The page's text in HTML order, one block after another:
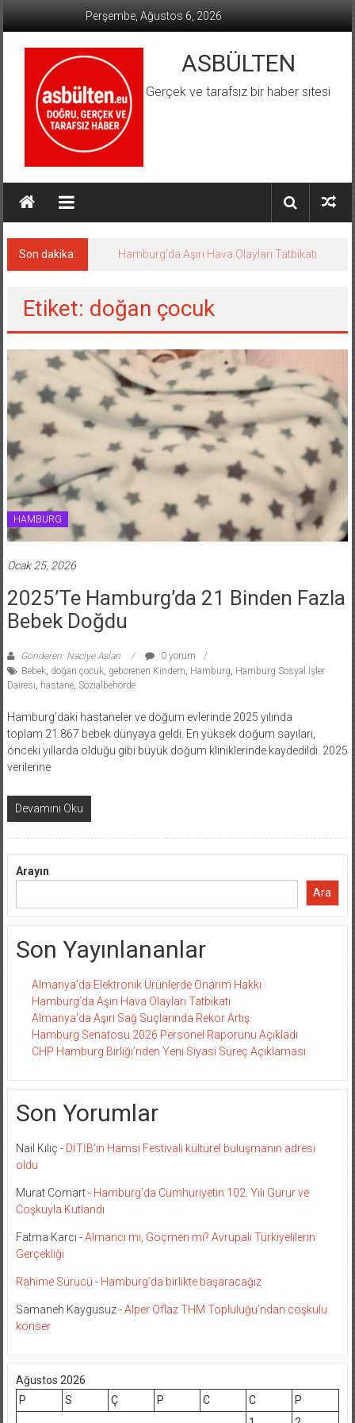
Perşembe, Ağustos 6, 2026
ASBÜLTEN
Gerçek ve tarafsız bir haber sitesi
Son dakika: Hamburg’da Aşırı Hava Olayları Tatbikatı
Etiket: doğan çocuk
HAMBURG
Ocak 25, 2026
2025’te Hamburg’da 21 Binden Fazla
Bebek Doğdu
Gönderen: Naciye Aslan
0 yorum
Bebek, doğan çocuk, geborenen Kindern Hamburg Hamburg Sosyal İşler
Dairesi hastane, Sozialbehörde
Hamburg’daki hastaneler ve doğum evlerinde 2025 yılında
toplam 21.867 bebek dünyaya geldi. En yüksek doğum sayıları,
önceki yıllarda olduğu gibi büyük doğum kliniklerinde kaydedildi. 2025
verilerine
Devamını Oku
Arayın
Ara
Son Yayınlananlar
Almanya’da Elektronik Ürünlerde Onarım Hakkı
Hamburg’da Aşırı Hava Olayları Tatbikatı
Almanya’da Aşırı Sağ Suçlarında Rekor Artış
Hamburg Senatosu 2026 Personel Raporunu Açıkladı
CHP Hamburg Birliği’nden Yeni Siyasi Süreç Açıklaması
Son Yorumlar
Nail Kılıç - DİTİB’in Hamsi Festivali kültürel buluşmanın adresi
oldu
Murat Comart- Hamburg’da Cumhuriyetin 102. Yılı Gurur ve
Coşkuyla Kutlandı
Fatma Karcı -Almancı mı, Göçmen mi? Avrupalı Türkiyelilerin
Gerçekliği
Rahime Sürücü - Hamburg’da birlikte başaracağız
Samaneh Kaygusuz-Alper Oflaz THM Topluluğu’ndan coşkulu
konser
Ağustos 2026
P
S Ç P C C
P